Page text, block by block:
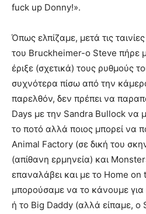
fuck up Donny!».
Όπως ελπίζαμε, μετά τις
του Bruckheimer-o Steve πήρε
έριξε (σχετικά) τους ρυθμούς
συχνότερα πίσω από την
παρελθόν, δεν πρέπει να
Days με την Sandra Bullock να
το ποτό αλλά ποιος μπορεί να
Animal Factory (σε δική του
(απίθανη ερμηνεία) και
επαναλάβει και με το Home
μπορούσαμε να το κάνουμε
ή το Big Daddy (αλλά είπαμε, ο